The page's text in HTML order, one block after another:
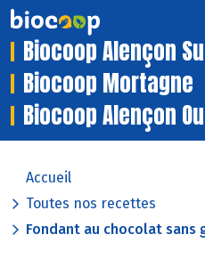
Biocoop Alençon
Biocoop Mortagne
Biocoop Alençon
Accueil
Toutes nos recettes
Fondant au chocolat sans